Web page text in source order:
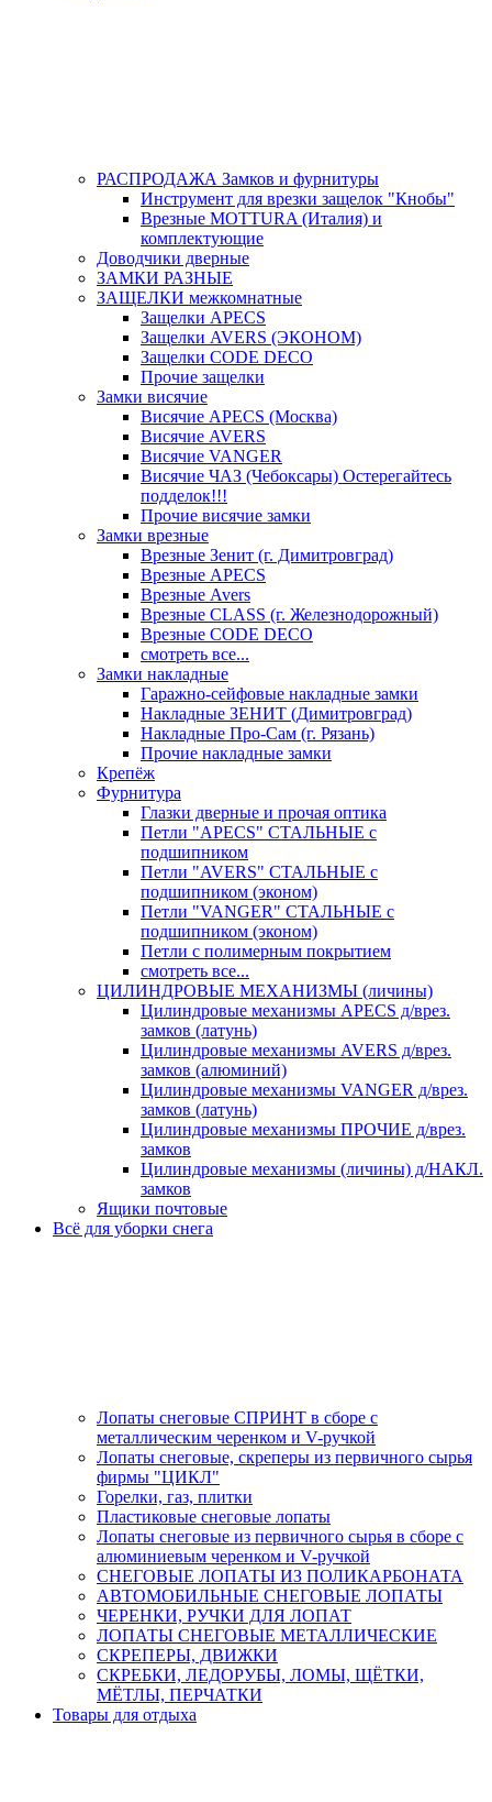
РАСПРОДАЖА Замков и фурнитуры
Инструмент для врезки защелок "Кнобы"
Врезные MOTTURA (Италия) и
комплектующие
Доводчики дверные
ЗАМКИ РАЗНЫЕ
ЗАЩЕЛКИ межкомнатные
Защелки APECS
Защелки AVERS (ЭКОНОМ)
Защелки CODE DECO
Прочие защелки
Замки висячие
Висячие APECS (Москва)
Висячие AVERS
Висячие VANGER
Висячие ЧАЗ (Чебоксары) Остерегайтесь
подделок!!!
Прочие висячие замки
Замки врезные
Врезные Зенит (г. Димитровград)
Врезные APECS
Врезные Avers
Врезные CLASS (г. Железнодорожный)
Врезные CODE DECO
смотреть все...
Замки накладные
Гаражно-сейфовые накладные замки
Накладные ЗЕНИТ (Димитровград)
Накладные Про-Сам (г. Рязань)
Прочие накладные замки
Крепёж
Фурнитура
Глазки дверные и прочая оптика
Петли "APECS" СТАЛЬНЫЕ с
подшипником
Петли "AVERS" СТАЛЬНЫЕ с
подшипником (эконом)
Петли "VANGER" СТАЛЬНЫЕ с
подшипником (эконом)
Петли с полимерным покрытием
смотреть все...
ЦИЛИНДРОВЫЕ МЕХАНИЗМЫ (личины)
Цилиндровые механизмы APECS д/врез.
замков (латунь)
Цилиндровые механизмы AVERS д/врез.
замков (алюминий)
Цилиндровые механизмы VANGER д/врез.
замков (латунь)
Цилиндровые механизмы ПРОЧИЕ д/врез.
замков
Цилиндровые механизмы (личины) д/НАКЛ.
замков
Ящики почтовые
Всё для уборки снега
Лопаты снеговые СПРИНТ в сборе с
металлическим черенком и V-ручкой
Лопаты снеговые, скреперы из первичного сырья
фирмы "ЦИКЛ"
Горелки, газ, плитки
Пластиковые снеговые лопаты
Лопаты снеговые из первичного сырья в сборе с
алюминиевым черенком и V-ручкой
СНЕГОВЫЕ ЛОПАТЫ ИЗ ПОЛИКАРБОНАТА
АВТОМОБИЛЬНЫЕ СНЕГОВЫЕ ЛОПАТЫ
ЧЕРЕНКИ, РУЧКИ ДЛЯ ЛОПАТ
ЛОПАТЫ СНЕГОВЫЕ МЕТАЛЛИЧЕСКИЕ
СКРЕПЕРЫ, ДВИЖКИ
СКРЕБКИ, ЛЕДОРУБЫ, ЛОМЫ, ЩЁТКИ,
МЁТЛЫ, ПЕРЧАТКИ
Товары для отдыха